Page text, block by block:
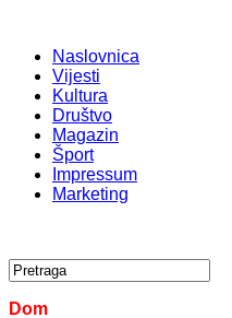
Naslovnica
Vijesti
Kultura
Društvo
Magazin
Šport
Impressum
Marketing
Dom